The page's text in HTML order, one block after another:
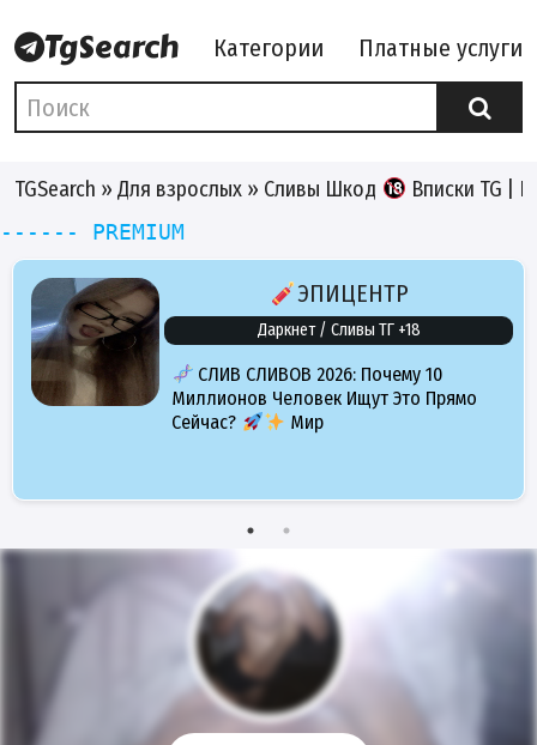
Категории Платные услуги
TGSearch » Для взрослых » Сливы Шкод Вписки TG |
------ PREMIUM
ЭПИЦЕНТР
Даркнет / Сливы ТГ +18
СЛИВ СЛИВОВ 2026: Почему 10
Миллионов Человек Ищут Это Прямо
Сейчас?
Мир